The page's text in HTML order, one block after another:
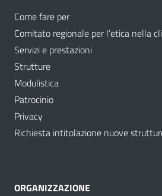
Come fare per
Comitato regionale per l’etica nella
Servizi e prestazioni
Strutture
Modulistica
Patrocinio
Privacy
Richiesta intitolazione nuove
ORGANIZZAZIONE